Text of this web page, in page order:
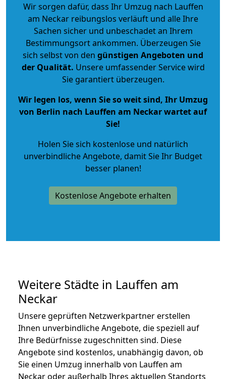
Wir sorgen dafür, dass Ihr Umzug nach Lauffen
am Neckar reibungslos verläuft und alle Ihre
Sachen sicher und unbeschadet an Ihrem
Bestimmungsort ankommen. Überzeugen Sie
sich selbst von den günstigen Angeboten und
der Qualität. Unsere umfassender Service wird
Sie garantiert überzeugen.
Wir legen los, wenn Sie so weit sind, Ihr Umzug
von Berlin nach Lauffen am Neckar wartet auf
Sie!
Holen Sie sich kostenlose und natürlich
unverbindliche Angebote, damit Sie Ihr Budget
besser planen!
Kostenlose Angebote erhalten
Weitere Städte in Lauffen am
Neckar
Unsere geprüften Netzwerkpartner erstellen
Ihnen unverbindliche Angebote, die speziell auf
Ihre Bedürfnisse zugeschnitten sind. Diese
Angebote sind kostenlos, unabhängig davon, ob
Sie einen Umzug innerhalb von Lauffen am
Neckar oder außerhalb Ihres aktuellen Standorts